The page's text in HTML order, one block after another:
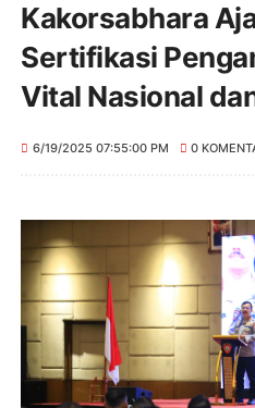
Kakorsabhara
Sertifikasi
Vital Nasional
6/19/2025 07:55:00 PM 0